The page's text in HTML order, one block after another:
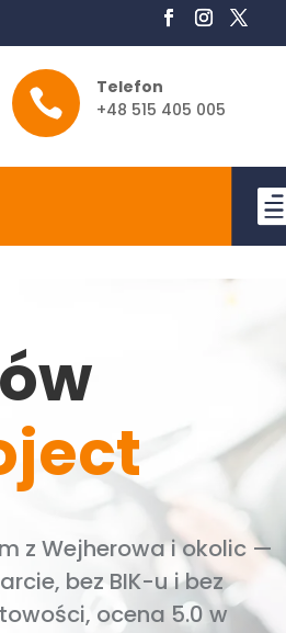

Telefon
+48 515 405 005

z Wejherowa i okolic —
bez BIK-u i bez
ocena 5.0 w